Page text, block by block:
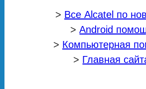
> Все Alcatel по
>Android
> Компьютерная
> Главная